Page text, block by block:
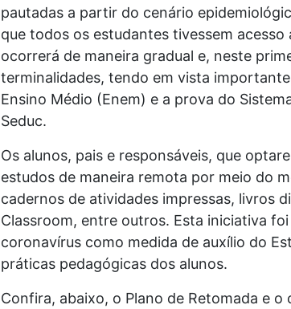
pautadas a partir do cenário
que todos os estudantes tivessem
ocorrerá de maneira gradual e, neste
terminalidades, tendo em vista
Ensino Médio (Enem) e a prova do
Seduc.
Os alunos, pais e responsáveis, que
estudos de maneira remota por meio do
cadernos de atividades impressas, livros
Classroom, entre outros. Esta iniciativa
coronavírus como medida de auxílio do
práticas pedagógicas dos alunos.
Confira, abaixo, o Plano de Retomada e o